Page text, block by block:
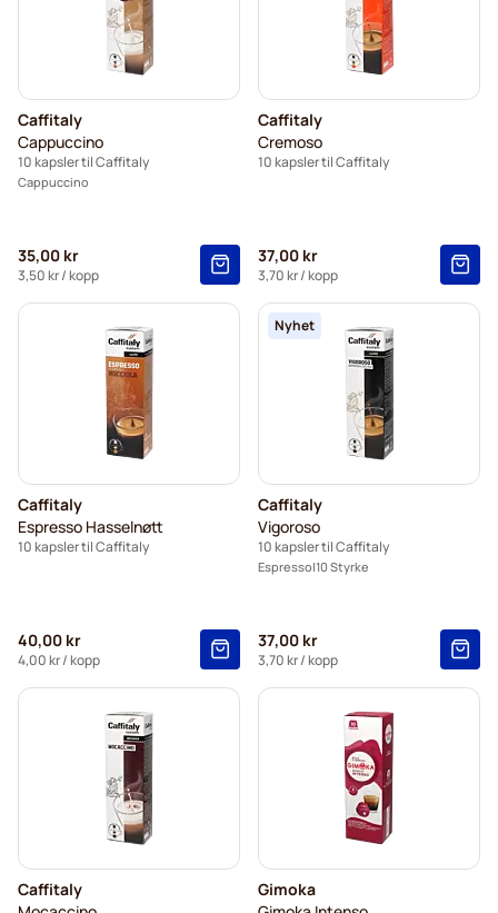
Caffitaly
Cappuccino
10 kapsler til Caffitaly
Cappuccino
35,00 kr
3,50 kr/ kopp
Caffitaly
Cremoso
10 kapsler til Caffitaly
37,00 kr
3,70 kr/ kopp
Caffitaly
Espresso Hasselnøtt
10 kapsler til Caffitaly
40,00 kr
4,00 kr/ kopp
Nyhet
Caffitaly
Vigoroso
10 kapsler til Caffitaly
Espresso 10 Styrke
37,00 kr
3,70 kr/ kopp
Caffitaly
Gimoka